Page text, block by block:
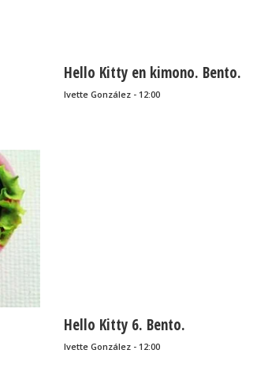
Hello Kitty en kimono. Bento.
Ivette González - 12:00
Hello Kitty 6. Bento.
Ivette González - 12:00